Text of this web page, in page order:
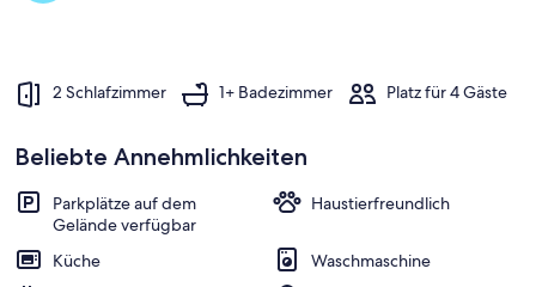
2 Schlafzimmer 1+ Badezimmer Platz für 4 Gäste
Beliebte Annehmlichkeiten
Parkplätze auf dem
Gelände verfügbar
Haustierfreundlich
Küche
Waschmaschine